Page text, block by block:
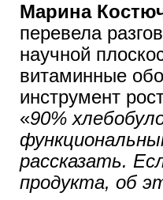
Марина
перевела
научной
витаминные
инструмент
«90%
рассказать.
продукта, об